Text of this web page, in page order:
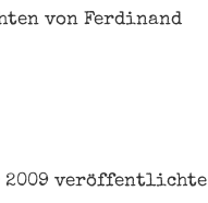
von Ferdinand
2009 veröffentlichte